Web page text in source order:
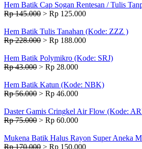
Hem Batik Cap Sogan Rentesan / Tulis
Rp 145.000 > Rp 125.000
Hem Batik Tulis Tanahan (Kode: ZZZ )
Rp 228.000 > Rp 188.000
Hem Batik Polymikro (Kode: SRJ)
Rp 43.000 > Rp 28.000
Hem Batik Katun (Kode: NBK)
Rp 56.000 > Rp 46.000
Daster Gamis Cringkel Air Flow (Kode:
Rp 75.000 > Rp 60.000
Mukena Batik Halus Rayon Super Aneka
Rp 170.000 > Rp 150.000